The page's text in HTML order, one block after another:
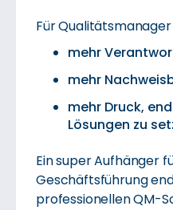
Für
mehr
mehr
mehr Druck,
Lösungen zu
Ein super Aufhänger
Geschäftsführung
professionellen QM-